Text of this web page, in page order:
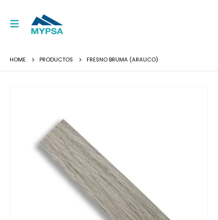
HOME PRODUCTOS FRESNO BRUMA (ARAUCO)